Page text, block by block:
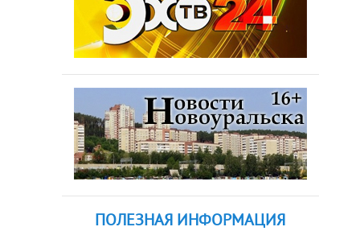
ПОЛЕЗНАЯ ИНФОРМАЦИЯ